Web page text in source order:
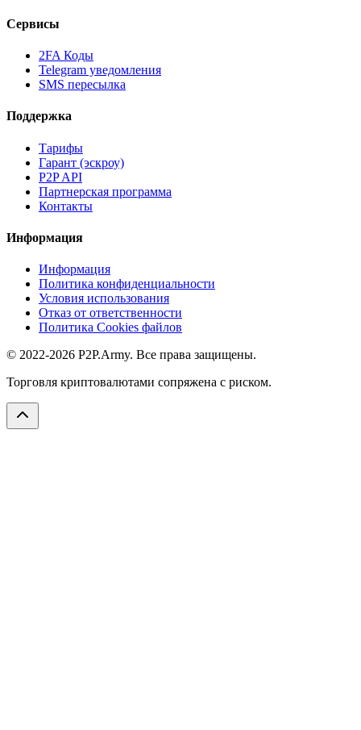
Сервисы
2FA Коды
Telegram уведомления
SMS пересылка
Поддержка
Тарифы
Гарант (эскроу)
P2P API
Партнерская программа
Контакты
Информация
Информация
Политика конфиденциальности
Условия использования
Отказ от ответственности
Политика Cookies файлов
© 2022-2026 P2P.Army. Все права защищены.
Торговля криптовалютами сопряжена с риском.